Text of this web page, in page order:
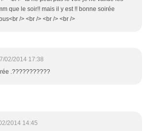
que le soir!! mais il y est !! bonne soirée
/> <br /> <br /> <br />
02/2014 17:38
.???????????
2014 14:45